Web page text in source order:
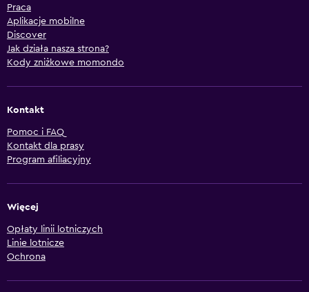
Praca
Aplikacje mobilne
Discover
Jak działa nasza strona?
Kody zniżkowe momondo
Kontakt
Pomoc i FAQ
Kontakt dla prasy
Program afiliacyjny
Więcej
Opłaty linii lotniczych
Linie lotnicze
Ochrona